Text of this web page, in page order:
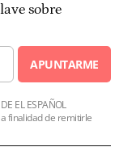
sobre
APUNTARME
EL ESPAÑOL
finalidad de remitirle